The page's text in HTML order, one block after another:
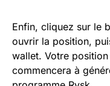
Enfin, cliquez sur le
ouvrir la position,
wallet. Votre
commencera à